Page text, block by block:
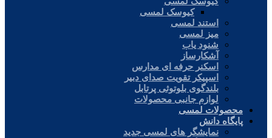
کیوسک لمسی
استند لمسی
میز لمسی
شنود یاب
آشکارساز
اسکنر حرفه ای مدارس
اسپیکر تقویت صدای دبیر
بلندگوی بلوتوثی پرتابل
لوازم جانبی محصولات
محصولات لمسی
پایگاه دانش
نمایشگر های لمسی جدید